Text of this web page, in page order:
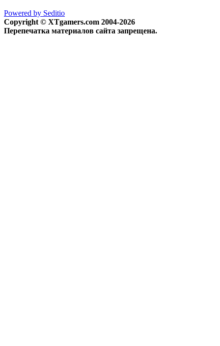
Powered by Seditio
Copyright © XTgamers.com 2004-2026
Перепечатка материалов сайта запрещена.